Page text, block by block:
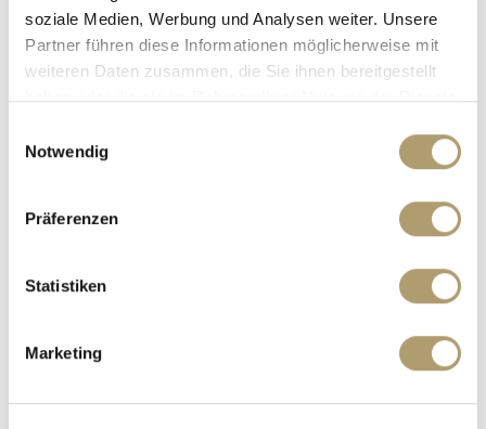
soziale Medien, Werbung und Analysen weiter. Unsere
Partner führen diese Informationen möglicherweise mit
weiteren Daten zusammen, die Sie ihnen bereitgestellt
haben oder die sie im Rahmen Ihrer Nutzung der Dienste
Notwendig
Präferenzen
Statistiken
Marketing
Ansprechpartner
Herr Luis Ritter
Telefax: +49 89 90932011
luis.ritter@ritterherz.de